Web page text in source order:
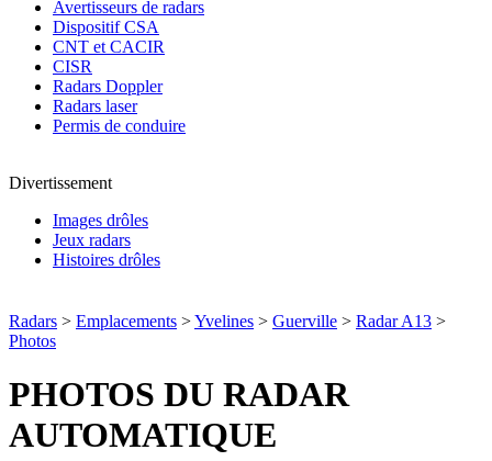
Avertisseurs de radars
Dispositif CSA
CNT et CACIR
CISR
Radars Doppler
Radars laser
Permis de conduire
Divertissement
Images drôles
Jeux radars
Histoires drôles
Radars > Emplacements >Yvelines > Guerville > Radar A13 >
Photos
PHOTOS DU RADAR
AUTOMATIQUE